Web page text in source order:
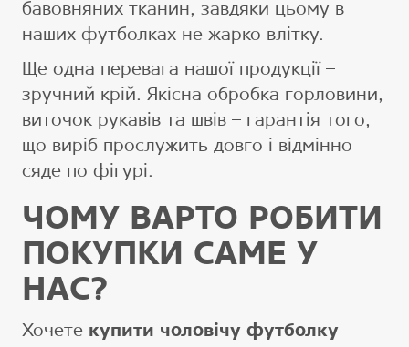
бавовняних тканин, завдяки цьому в
наших футболках не жарко влітку.
Ще одна перевага нашої продукції –
зручний крій. Якісна обробка горловини,
виточок рукавів та швів – гарантія того,
що виріб прослужить довго і відмінно
сяде по фігурі.
ЧОМУ ВАРТО РОБИТИ
ПОКУПКИ САМЕ У
НАС?
Хочете купити чоловічу футболку